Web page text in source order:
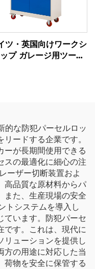
ツ・英国向けワークシ
プ ガレージ用ツール
な防犯パーセルロッ
ードする企業です。
ーが長期間使用できる
スの最適化に細心の注
ーザー切断装置およ
高品質な原材料からパ
また、生産現場の安全
トシステムを導入し
ています。防犯パーセ
です。これは、現代に
リューションを提供し
方の用途に対応した当
荷物を安全に保管する